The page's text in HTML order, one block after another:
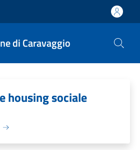
di Caravaggio
housing sociale